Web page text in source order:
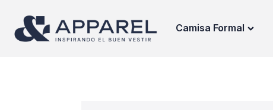
Camisa Formal